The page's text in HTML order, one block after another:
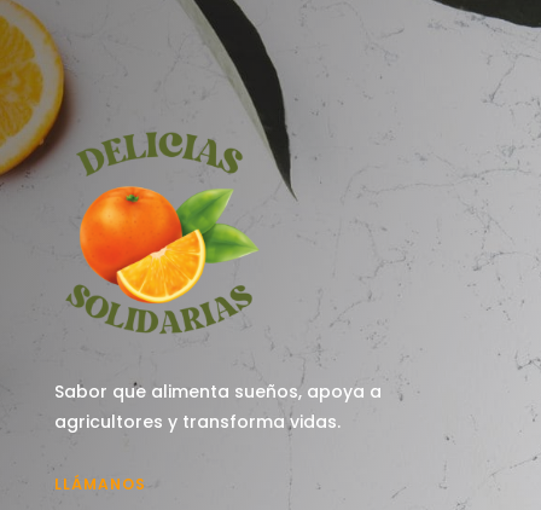
Sabor que alimenta sueños, apoya a
agricultores y transforma vidas.
LLÁMANOS